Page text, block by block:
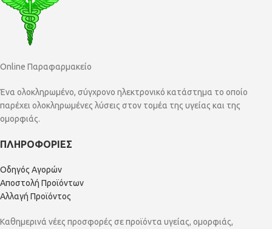
Online Παραφαρμακείο
Ένα ολοκληρωμένο, σύγχρονο ηλεκτρονικό κατάστημα το οποίο
παρέχει ολοκληρωμένες λύσεις στον τομέα της υγείας και της
ομορφιάς.
ΠΛΗΡΟΦΟΡΙΕΣ
Οδηγός Αγορών
Αποστολή Προϊόντων
Αλλαγή Προϊόντος
Καθημερινά νέες προσφορές σε προϊόντα υγείας, ομορφιάς,